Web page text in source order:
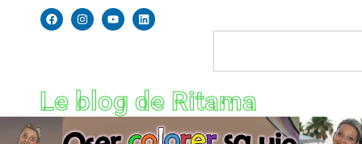
Le blog de Ritama